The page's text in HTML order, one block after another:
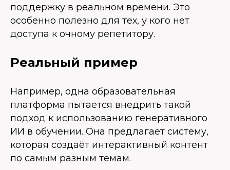
поддержку в реальном времени. Это
особенно полезно для тех, у кого нет
доступа к очному репетитору.
Реальный пример
Например, одна образовательная
платформа пытается внедрить такой
подход к использованию генеративного
ИИ в обучении. Она предлагает систему,
которая создаёт интерактивный контент
по самым разным темам.